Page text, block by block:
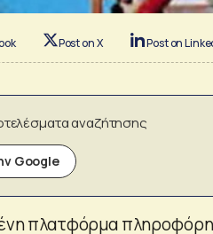
Post on X Post on
αναζήτησης
Google
πλατφόρμα